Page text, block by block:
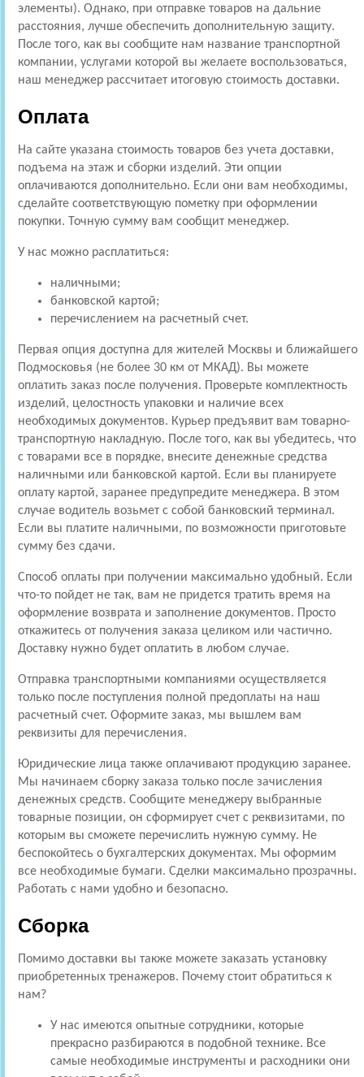
элементы). Однако, при отправке товаров на дальние
расстояния, лучше обеспечить дополнительную защиту.
После того, как вы сообщите нам название транспортной
компании, услугами которой вы желаете воспользоваться,
наш менеджер рассчитает итоговую стоимость доставки.
Оплата
На сайте указана стоимость товаров без учета доставки,
подъема на этаж и сборки изделий. Эти опции
оплачиваются дополнительно. Если они вам необходимы,
сделайте соответствующую пометку при оформлении
покупки. Точную сумму вам сообщит менеджер.
У нас можно расплатиться:
наличными;
банковской картой;
перечислением на расчетный счет.
Первая опция доступна для жителей Москвы и ближайшего
Подмосковья (не более 30 км от МКАД). Вы можете
оплатить заказ после получения. Проверьте комплектность
изделий, целостность упаковки и наличие всех
необходимых документов. Курьер предъявит вам товарно-
транспортную накладную. После того, как вы убедитесь, что
с товарами все в порядке, внесите денежные средства
наличными или банковской картой. Если вы планируете
оплату картой, заранее предупредите менеджера. В этом
случае водитель возьмет с собой банковский терминал.
Если вы платите наличными, по возможности приготовьте
сумму без сдачи.
Способ оплаты при получении максимально удобный. Если
что-то пойдет не так, вам не придется тратить время на
оформление возврата и заполнение документов. Просто
откажитесь от получения заказа целиком или частично.
Доставку нужно будет оплатить в любом случае.
Отправка транспортными компаниями осуществляется
только после поступления полной предоплаты на наш
расчетный счет. Оформите заказ, мы вышлем вам
реквизиты для перечисления.
Юридические лица также оплачивают продукцию заранее.
Мы начинаем сборку заказа только после зачисления
денежных средств. Сообщите менеджеру выбранные
товарные позиции, он сформирует счет с реквизитами, по
которым вы сможете перечислить нужную сумму. Не
беспокойтесь о бухгалтерских документах. Мы оформим
все необходимые бумаги. Сделки максимально прозрачны.
Работать с нами удобно и безопасно.
Сборка
Помимо доставки вы также можете заказать установку
приобретенных тренажеров. Почему стоит обратиться к
нам?
У нас имеются опытные сотрудники, которые
прекрасно разбираются в подобной технике. Все
самые необходимые инструменты и расходники они